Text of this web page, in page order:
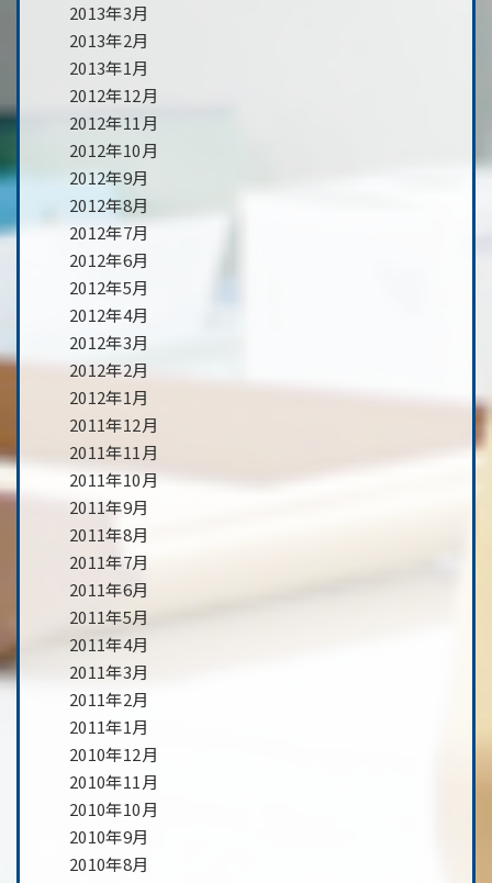
2013年3月
2013年2月
2013年1月
2012年12月
2012年11月
2012年10月
2012年9月
2012年8月
2012年7月
2012年6月
2012年5月
2012年4月
2012年3月
2012年2月
2012年1月
2011年12月
2011年11月
2011年10月
2011年9月
2011年8月
2011年7月
2011年6月
2011年5月
2011年4月
2011年3月
2011年2月
2011年1月
2010年12月
2010年11月
2010年10月
2010年9月
2010年8月